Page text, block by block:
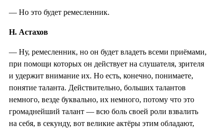
— Но это будет ремесленник.
Н. Астахов
— Ну, ремесленник, но он будет владеть всеми приёмами,
при помощи которых он действует на слушателя, зрителя
и удержит внимание их. Но есть, конечно, понимаете,
понятие таланта. Действительно, больших талантов
немного, везде буквально, их немного, потому что это
громаднейший талант — всю боль своей роли взвалить
на себя, в секунду, вот великие актёры этим обладают,